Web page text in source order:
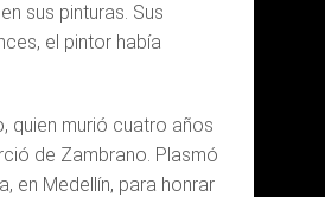
sus pinturas. Sus
el pintor había
quien murió cuatro años
de Zambrano. Plasmó
en Medellín, para honrar